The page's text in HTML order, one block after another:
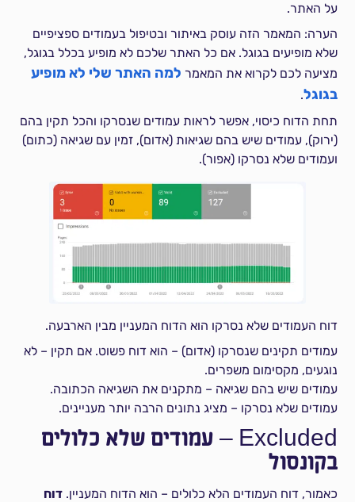
על האתר.
הערה: המאמר הזה עוסק באיתור ובטיפול בעמודים ספציפיים
שלא מופיעים בגוגל. אם כל האתר שלכם לא מופיע בכלל בגוגל,
מציעה לכם לקרוא את המאמר למה האתר שלי לא מופיע
בגוגל.
תחת הדוח כיסוי, אפשר לראות עמודים שנסרקו והכל תקין בהם
(ירוק), עמודים שיש בהם שגיאות (אדום), זמין עם שגיאה (כתום)
ועמודים שלא נסרקו (אפור).
דוח העמודים שלא נסרקו הוא הדוח המעניין מבין הארבעה.
עמודים תקינים שנסרקו (אדום) – הוא דוח פשוט. אם תקין – לא
נוגעים, מקסימום משפרים.
עמודים שיש בהם שגיאה – מתקנים את השגיאה הכתובה.
עמודים שלא נסרקו – מציג נתונים הרבה יותר מעניינים.
Excluded – עמודים שלא כלולים
בקונסול
כאמור, דוח העמודים הלא כלולים – הוא הדוח המעניין.דוח